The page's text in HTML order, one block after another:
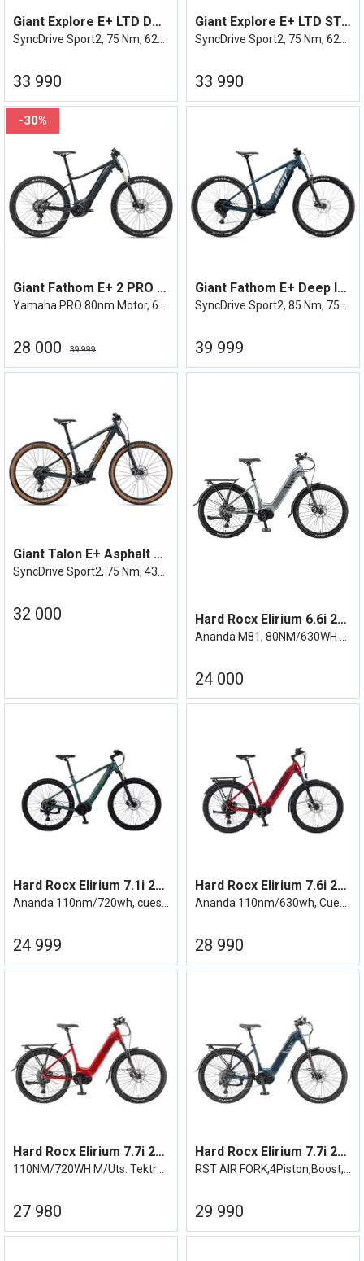
Giant Explore E+ LTD DD Stealth Chome
33 990
Giant Explore E+ LTD STA Stealth Chome
33 990
30%
Giant Fathom E+ 2 PRO 29'' M
28 000 39 999
Giant Fathom E+ Deep lake
39 999
Giant Talon E+ Asphalt Green
32 000 Hard Rocx Elirium 6.6i 27R LS Ananda M81
Ananda M81, 80NM/630WH M/Uts.
24 000
Hard Rocx Elirium 7.1i 29R
Ananda 110nm/720wh, cues 11/46
24 999
Hard Rocx Elirium 7.6i 27R LS
Ananda 110nm/630wh, Cues 11/46
28 990
Hard Rocx Elirium 7.7i 27R LS Ananda
110NM/720WH M/Uts. TektroDisc-Cues 11/46
27 980
Hard Rocx Elirium 7.7i 27R LS SE
RST AIR FORK,4Piston,Boost,Demperpinne
29 990